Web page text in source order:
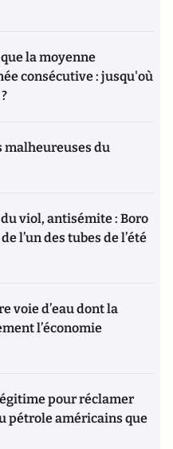
la moyenne
consécutive : jusqu'où
malheureuses du
viol, antisémite : Boro
l’un des tubes de l’été
voie d’eau dont la
l’économie
pour réclamer
pétrole américains que